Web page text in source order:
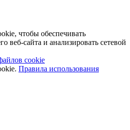
чтобы обеспечивать
веб-сайта и анализировать сетевой
cookie
Правила использования